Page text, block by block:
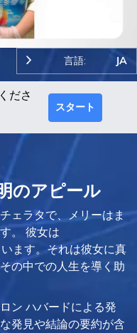
言語: JA
ださ
スタート
のアピール
ェラタで、メリーはま
。 彼女は
ます。それは彼女に真
の中での人生を導く助
ン ハバードによる発
発見や結論の要約が含